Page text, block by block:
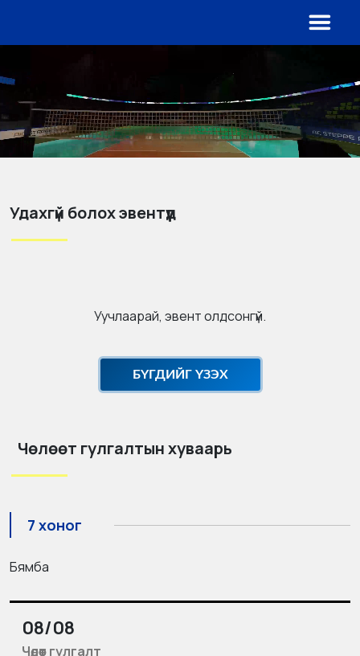
Удахгүй болох эвентүүд
Уучлаарай, эвент олдсонгүй.
БҮГДИЙГ ҮЗЭХ
Чөлөөт гулгалтын хуваарь
7 хоног
Бямба
08/08
Чөлөөт гулгалт